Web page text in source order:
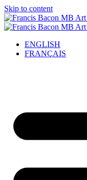
Skip to content
ENGLISH
FRANÇAIS